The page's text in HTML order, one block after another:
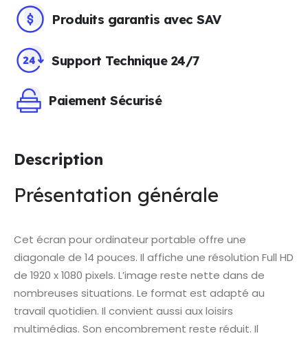
Produits garantis avec SAV
Support Technique 24/7
Paiement Sécurisé
Description
Présentation générale
Cet écran pour ordinateur portable offre une
diagonale de 14 pouces. Il affiche une résolution Full HD
de 1920 x 1080 pixels. L’image reste nette dans de
nombreuses situations. Le format est adapté au
travail quotidien. Il convient aussi aux loisirs
multimédias. Son encombrement reste réduit. Il